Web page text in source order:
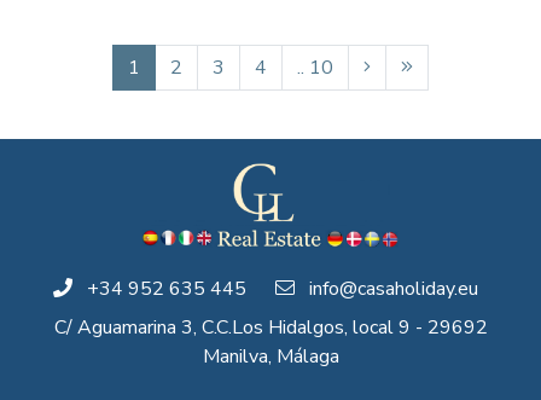
1 2 3 4 .. 10
+34 952 635 445
info@casaholiday.eu
C/ Aguamarina 3, C.C.Los Hidalgos, local 9 - 29692
Manilva, Málaga